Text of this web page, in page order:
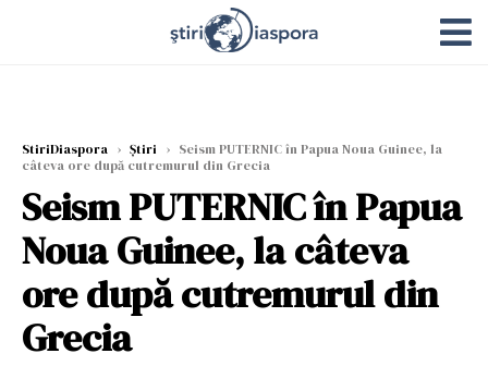
StiriDiaspora › Știri › Seism PUTERNIC în Papua Noua Guinee, la
câteva ore după cutremurul din Grecia
Seism PUTERNIC în Papua
Noua Guinee, la câteva
ore după cutremurul din
Grecia